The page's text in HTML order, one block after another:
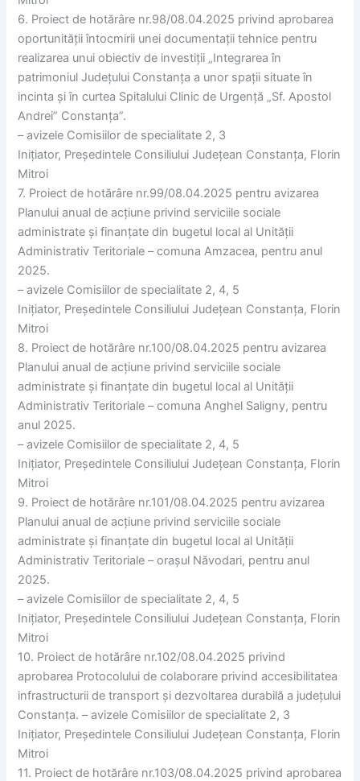
6. Proiect de hotărâre nr.98/08.04.2025 privind aprobarea
oportunității întocmirii unei documentații tehnice pentru
realizarea unui obiectiv de investiții „Integrarea în
patrimoniul Județului Constanța a unor spații situate în
incinta și în curtea Spitalului Clinic de Urgență „Sf. Apostol
Andrei” Constanța”.
– avizele Comisiilor de specialitate 2, 3
Inițiator, Președintele Consiliului Județean Constanța, Florin
Mitroi
7. Proiect de hotărâre nr.99/08.04.2025 pentru avizarea
Planului anual de acțiune privind serviciile sociale
administrate și finanțate din bugetul local al Unității
Administrativ Teritoriale – comuna Amzacea, pentru anul
2025.
– avizele Comisiilor de specialitate 2, 4, 5
Inițiator, Președintele Consiliului Județean Constanța, Florin
Mitroi
8. Proiect de hotărâre nr.100/08.04.2025 pentru avizarea
Planului anual de acțiune privind serviciile sociale
administrate și finanțate din bugetul local al Unității
Administrativ Teritoriale – comuna Anghel Saligny, pentru
anul 2025.
– avizele Comisiilor de specialitate 2, 4, 5
Inițiator, Președintele Consiliului Județean Constanța, Florin
Mitroi
9. Proiect de hotărâre nr.101/08.04.2025 pentru avizarea
Planului anual de acțiune privind serviciile sociale
administrate și finanțate din bugetul local al Unității
Administrativ Teritoriale – orașul Năvodari, pentru anul
2025.
– avizele Comisiilor de specialitate 2, 4, 5
Inițiator, Președintele Consiliului Județean Constanța, Florin
Mitroi
10. Proiect de hotărâre nr.102/08.04.2025 privind
aprobarea Protocolului de colaborare privind accesibilitatea
infrastructurii de transport și dezvoltarea durabilă a județului
Constanța. – avizele Comisiilor de specialitate 2, 3
Inițiator, Președintele Consiliului Județean Constanța, Florin
Mitroi
11. Proiect de hotărâre nr.103/08.04.2025 privind aprobarea